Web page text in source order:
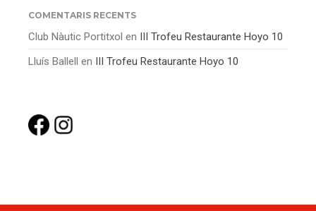
COMENTARIS RECENTS
Club Nàutic Portitxol en III Trofeu Restaurante Hoyo 10
Lluís Ballell en III Trofeu Restaurante Hoyo 10